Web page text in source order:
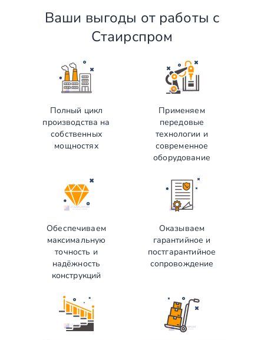
Ваши выгоды от работы с
Стаирспром
Полный цикл
производства на
собственных
мощностях
Применяем
передовые
технологии и
современное
оборудование
Обеспечиваем
максимальную
точность и
надёжность
конструкций
Оказываем
гарантийное и
постгарантийное
сопровождение